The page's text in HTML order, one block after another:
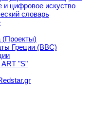
и цифровое искуство
словарь
(Проекты)
Греции (ВВС)
"S"